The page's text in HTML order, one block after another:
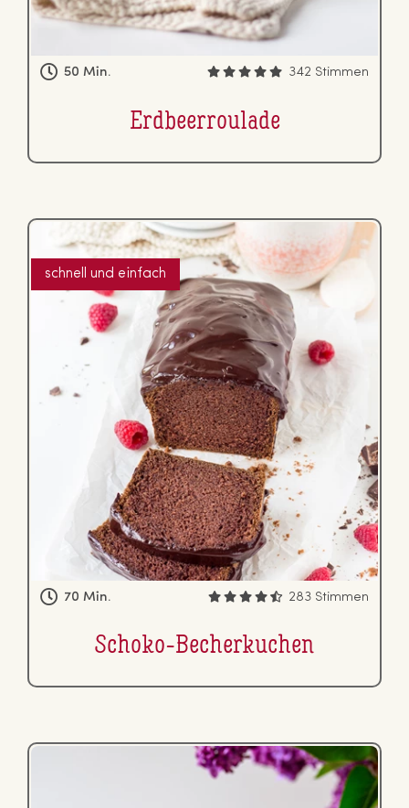
50 Min. 342 Stimmen
Erd­beer­rou­la­de
schnell und einfach
70 Min. 283 Stimmen
Schoko-Be­cher­ku­chen